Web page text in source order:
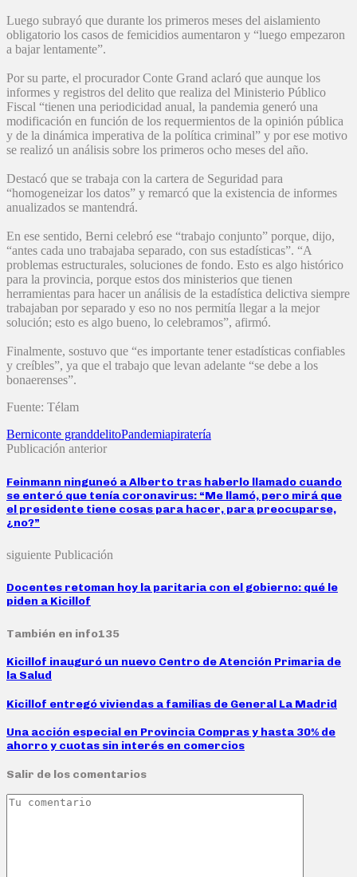
Luego subrayó que durante los primeros meses del aislamiento
obligatorio los casos de femicidios aumentaron y “luego empezaron
a bajar lentamente”.
Por su parte, el procurador Conte Grand aclaró que aunque los
informes y registros del delito que realiza del Ministerio Público
Fiscal “tienen una periodicidad anual, la pandemia generó una
modificación en función de los requermientos de la opinión pública
y de la dinámica imperativa de la política criminal” y por ese motivo
se realizó un análisis sobre los primeros ocho meses del año.
Destacó que se trabaja con la cartera de Seguridad para
“homogeneizar los datos” y remarcó que la existencia de informes
anualizados se mantendrá.
En ese sentido, Berni celebró ese “trabajo conjunto” porque, dijo,
“antes cada uno trabajaba separado, con sus estadísticas”. “A
problemas estructurales, soluciones de fondo. Esto es algo histórico
para la provincia, porque estos dos ministerios que tienen
herramientas para hacer un análisis de la estadística delictiva siempre
trabajaban por separado y eso no nos permitía llegar a la mejor
solución; esto es algo bueno, lo celebramos”, afirmó.
Finalmente, sostuvo que “es importante tener estadísticas confiables
y creíbles”, ya que el trabajo que levan adelante “se debe a los
bonaerenses”.
Fuente: Télam
Berniconte granddelitoPandemiapiratería
Publicación anterior
Feinmann ninguneó a Alberto tras haberlo llamado cuando
se enteró que tenía coronavirus: “Me llamó, pero mirá que
el presidente tiene cosas para hacer, para preocuparse,
¿no?”
siguiente Publicación
Docentes retoman hoy la paritaria con el gobierno: qué le
piden a Kicillof
También en info135
Kicillof inauguró un nuevo Centro de Atención Primaria de
la Salud
Kicillof entregó viviendas a familias de General La Madrid
Una acción especial en Provincia Compras y hasta 30% de
ahorro y cuotas sin interés en comercios
Salir de los comentarios